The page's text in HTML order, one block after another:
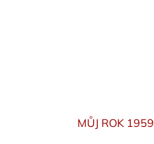
MŮJ ROK 1959